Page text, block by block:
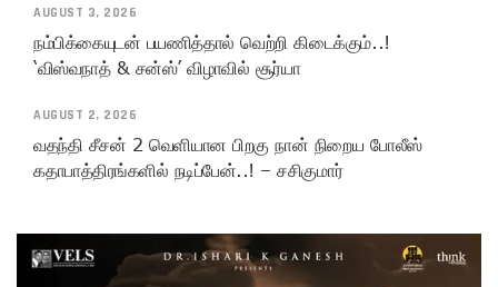
AUGUST 3, 2026
நம்பிக்கையுடன் பயணித்தால் வெற்றி கிடைக்கும்..!
‘விஸ்வநாத் & சன்ஸ்’ விழாவில் சூர்யா
AUGUST 2, 2026
வதந்தி சீசன் 2 வெளியான பிறகு நான் நிறைய போலீஸ்
கதாபாத்திரங்களில் நடிப்பேன்..! – சசிகுமார்